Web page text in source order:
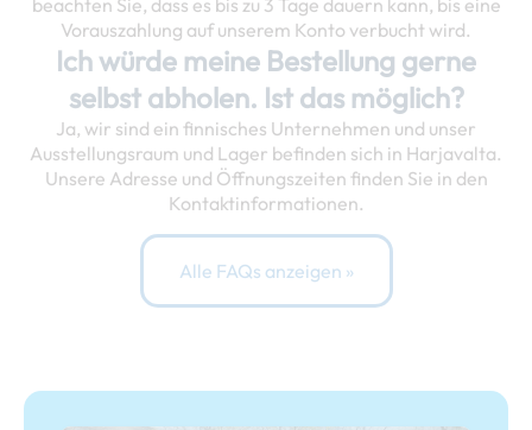
Vorauszahlung auf unserem Konto verbucht wird.
Ich würde meine Bestellung gerne
selbst abholen. Ist das möglich?
Ja, wir sind ein finnisches Unternehmen und unser
Ausstellungsraum und Lager befinden sich in Harjavalta.
Unsere Adresse und Öffnungszeiten finden Sie in den
Kontaktinformationen.
Alle FAQs anzeigen »